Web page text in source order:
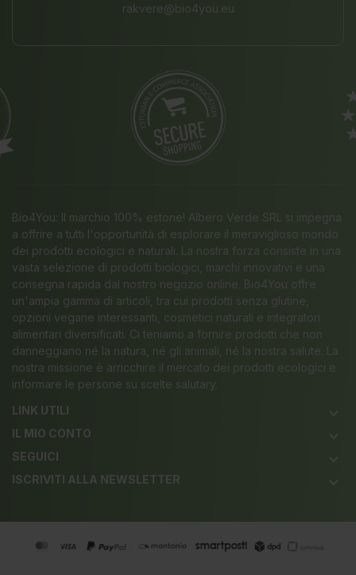
rakvere@bio4you.eu
Bio4You: Il marchio 100% estone! Albero Verde SRL si impegna
a offrire a tutti l'opportunità di esplorare il meraviglioso mondo
dei prodotti ecologici e naturali. La nostra forza consiste in una
vasta selezione di prodotti biologici, marchi innovativi e una
consegna rapida dal nostro negozio online. Bio4You offre
un'ampia gamma di articoli, tra cui prodotti senza glutine,
opzioni vegane interessanti, cosmetici naturali e integratori
alimentari diversificati. Ci teniamo a fornire prodotti che non
danneggiano né la natura, né gli animali, né la nostra salute. La
nostra missione è arricchire il mercato dei prodotti ecologici e
informare le persone su scelte salutary.
LINK UTILI
keyboard_arrow_down
IL MIO CONTO keyboard_arrow_down
SEGUICI keyboard_arrow_down
ISCRIVITI ALLA NEWSLETTER keyboard_arrow_down